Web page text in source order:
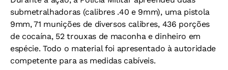
submetralhadoras (calibres .40 e 9mm), uma pistola
9mm, 71 munições de diversos calibres, 436 porções
de cocaína, 52 trouxas de maconha e dinheiro em
espécie. Todo o material foi apresentado à autoridade
competente para as medidas cabíveis.